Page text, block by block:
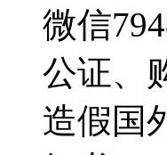
微信
公证、
造假国